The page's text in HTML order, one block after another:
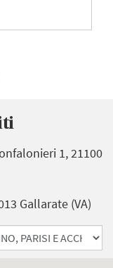
1, 21100
Gallarate (VA)